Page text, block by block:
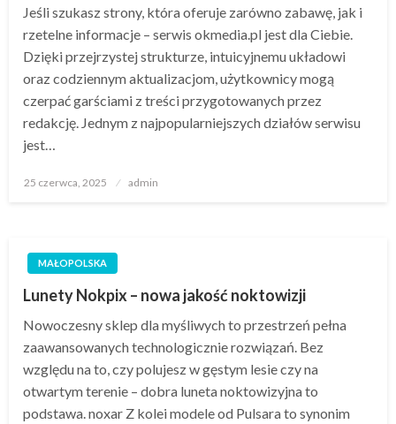
Jeśli szukasz strony, która oferuje zarówno zabawę, jak i
rzetelne informacje – serwis okmedia.pl jest dla Ciebie.
Dzięki przejrzystej strukturze, intuicyjnemu układowi
oraz codziennym aktualizacjom, użytkownicy mogą
czerpać garściami z treści przygotowanych przez
redakcję. Jednym z najpopularniejszych działów serwisu
jest…
Opublikowane
25 czerwca, 2025 admin
MAŁOPOLSKA
Lunety Nokpix – nowa jakość noktowizji
Nowoczesny sklep dla myśliwych to przestrzeń pełna
zaawansowanych technologicznie rozwiązań. Bez
względu na to, czy polujesz w gęstym lesie czy na
otwartym terenie – dobra luneta noktowizyjna to
podstawa. noxar Z kolei modele od Pulsara to synonim